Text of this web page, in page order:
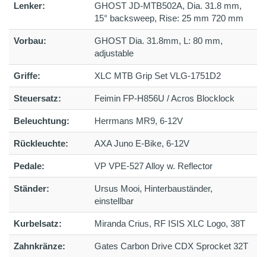
Lenker:
GHOST JD-MTB502A, Dia. 31.8 mm,
15° backsweep, Rise: 25 mm 720 mm
Vorbau:
GHOST Dia. 31.8mm, L: 80 mm,
adjustable
Griffe: XLC MTB Grip Set VLG-1751D2
Steuersatz: Feimin FP-H856U / Acros Blocklock
Beleuchtung: Herrmans MR9, 6-12V
Rückleuchte: AXA Juno E-Bike, 6-12V
Pedale: VP VPE-527 Alloy w. Reflector
Ständer:
Ursus Mooi, Hinterbauständer,
einstellbar
Kurbelsatz: Miranda Crius, RF ISIS XLC Logo, 38T
Zahnkränze: Gates Carbon Drive CDX Sprocket 32T